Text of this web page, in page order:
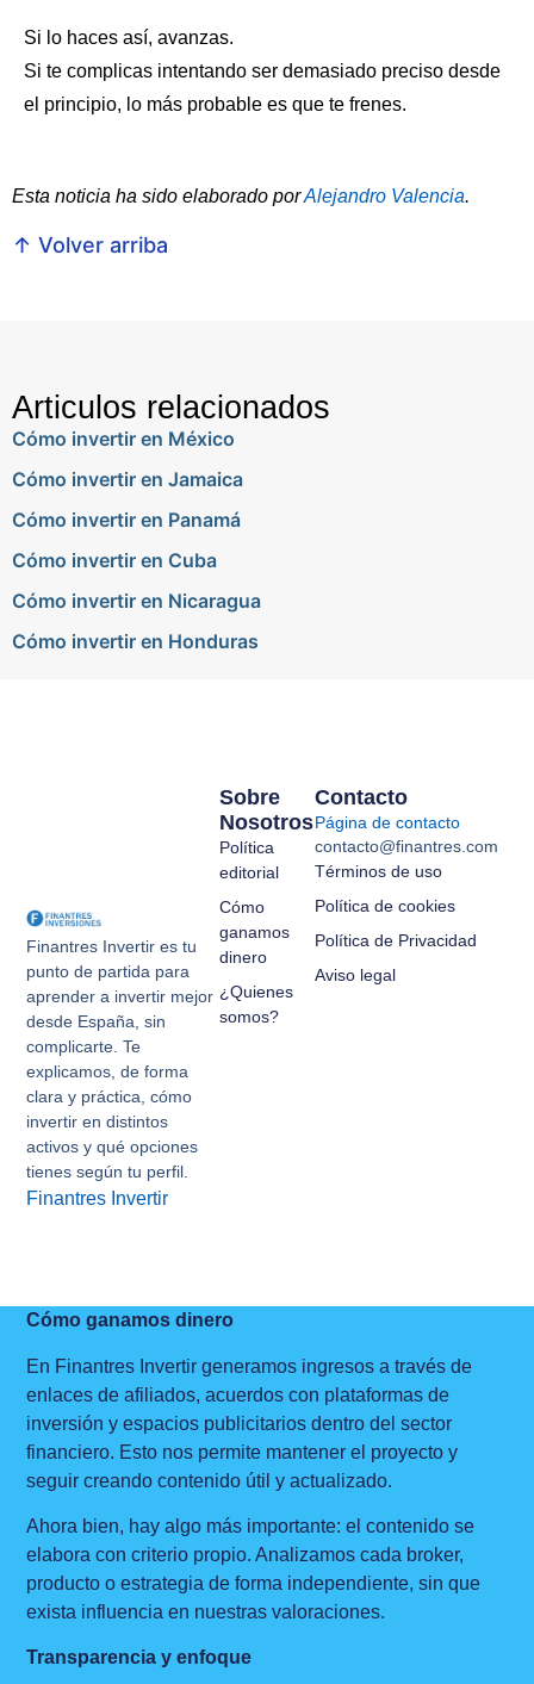
Si lo haces así, avanzas.
Si te complicas intentando ser demasiado preciso desde
el principio, lo más probable es que te frenes.
Esta noticia ha sido elaborado porAlejandro Valencia.
↑ Volver arriba
Articulos relacionados
Cómo invertir en México
Cómo invertir en Jamaica
Cómo invertir en Panamá
Cómo invertir en Cuba
Cómo invertir en Nicaragua
Cómo invertir en Honduras
Finantres Invertir es tu
punto de partida para
aprender a invertir mejor
desde España, sin
complicarte. Te
explicamos, de forma
clara y práctica, cómo
invertir en distintos
activos y qué opciones
tienes según tu perfil.
Finantres Invertir
Sobre
Nosotros
Política
editorial
Cómo
ganamos
dinero
¿Quienes
somos?
Contacto
Página de contacto
contacto@finantres.com
Términos de uso
Política de cookies
Política de Privacidad
Aviso legal
Cómo ganamos dinero
En Finantres Invertir generamos ingresos a través de
enlaces de afiliados, acuerdos con plataformas de
inversión y espacios publicitarios dentro del sector
financiero. Esto nos permite mantener el proyecto y
seguir creando contenido útil y actualizado.
Ahora bien, hay algo más importante: el contenido se
elabora con criterio propio. Analizamos cada broker,
producto o estrategia de forma independiente, sin que
exista influencia en nuestras valoraciones.
Transparencia y enfoque